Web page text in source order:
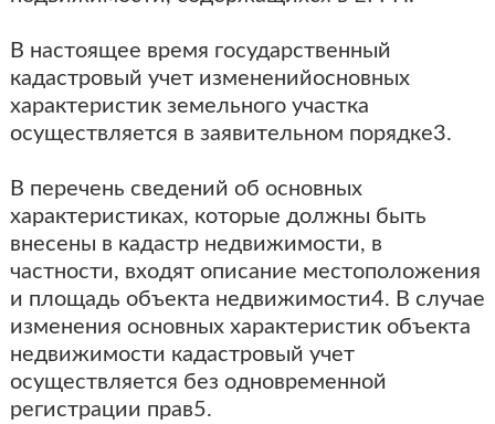
В настоящее время государственный
кадастровый учет измененийосновных
характеристик земельного участка
осуществляется в заявительном порядке3.
В перечень сведений об основных
характеристиках, которые должны быть
внесены в кадастр недвижимости, в
частности, входят описание местоположения
и площадь объекта недвижимости4. В случае
изменения основных характеристик объекта
недвижимости кадастровый учет
осуществляется без одновременной
регистрации прав5.